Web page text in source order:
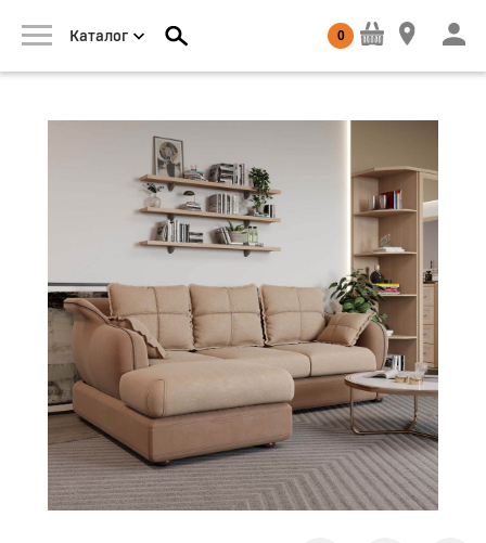
Каталог 0